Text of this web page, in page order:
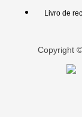
Livro de
Copyright